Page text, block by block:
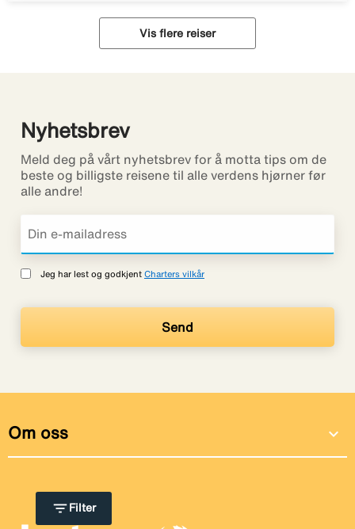
filter_list Filter
Vis flere reiser
Nyhetsbrev
Meld deg på vårt nyhetsbrev for å motta tips om de
beste og billigste reisene til alle verdens hjørner før
alle andre!
Jeg har lest og godkjent Charters vilkår
Om oss expand_more